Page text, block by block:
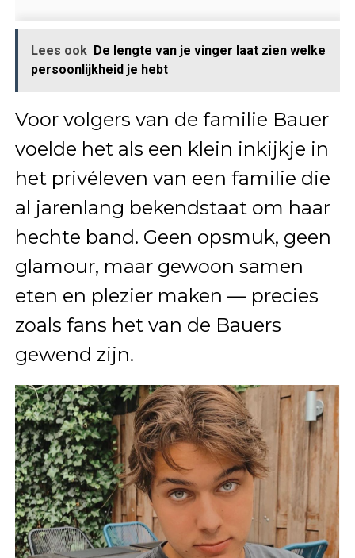
Lees ook De lengte van je vinger laat zien welke
persoonlijkheid je hebt
Voor volgers van de familie Bauer
voelde het als een klein inkijkje in
het privéleven van een familie die
al jarenlang bekendstaat om haar
hechte band. Geen opsmuk, geen
glamour, maar gewoon samen
eten en plezier maken — precies
zoals fans het van de Bauers
gewend zijn.